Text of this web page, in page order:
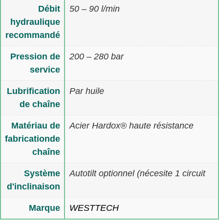
Débit
hydraulique
recommandé
50 – 90 l/min
Pression de
service
200 – 280 bar
Lubrification
de chaîne
Par huile
Matériau de
fabricationde
chaîne
Acier Hardox® haute résistance
Système
d'inclinaison
Autotilt optionnel (nécesite 1 circuit
Marque WESTTECH